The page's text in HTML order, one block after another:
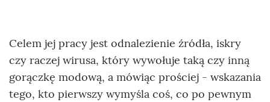
Celem jej pracy jest odnalezienie źródła, iskry
czy raczej wirusa, który wywołuje taką czy inną
gorączkę modową, a mówiąc prościej - wskazania
tego, kto pierwszy wymyśla coś, co po pewnym